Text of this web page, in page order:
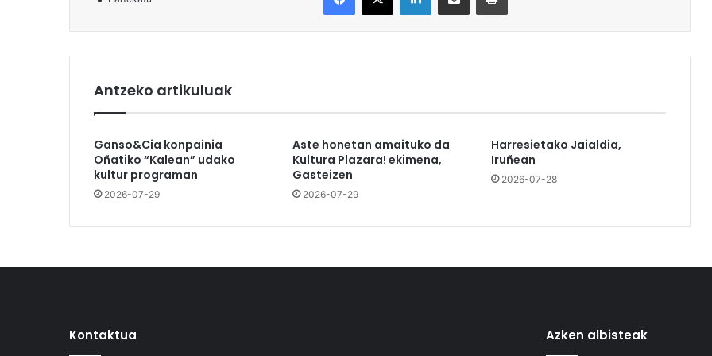
Antzeko artikuluak
Ganso&Cia konpainia
Oñatiko “Kalean” udako
kultur programan
2026-07-29
Aste honetan amaituko da
Kultura Plazara! ekimena,
Gasteizen
2026-07-29
Harresietako Jaialdia,
Iruñean
2026-07-28
Kontaktua Azken albisteak